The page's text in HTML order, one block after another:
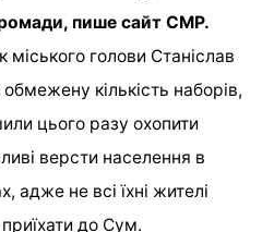
пише сайт СМР.
міського голови Станіслав
кількість наборів,
цього разу охопити
версти населення в
адже не всі їхні жителі
до Сум.